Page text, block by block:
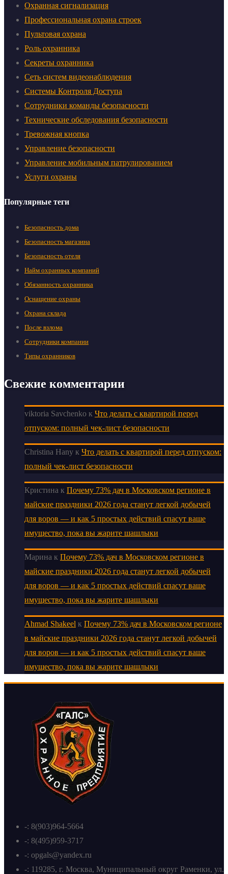
Охранная сигнализация
Профессиональная охрана строек
Пультовая охрана
Роль охранника
Секреты охранника
Сеть систем видеонаблюдения
Системы Контроля Доступа
Сотрудники команды безопасности
Технические обследования безопасности
Тревожная кнопка
Управление безопасности
Управление мобильным патрулированием
Услуги охраны
Популярные теги
Безопасность дома
Безопасность магазина
Безопасность отеля
Найм охранных компаний
Обязанность охранника
Оснащение охраны
Охрана склада
После взлома
Сотрудники компании
Типы охранников
Свежие комментарии
viktoria Savchenko к Что делать с квартирой перед
отпуском: полный чек-лист безопасности
Christina Hany к Что делать с квартирой перед отпуском:
полный чек-лист безопасности
Кристина к Почему 73% дач в Московском регионе в
майские праздники 2026 года станут легкой добычей
для воров — и как 5 простых действий спасут ваше
имущество, пока вы жарите шашлыки
Марина к Почему 73% дач в Московском регионе в
майские праздники 2026 года станут легкой добычей
для воров — и как 5 простых действий спасут ваше
имущество, пока вы жарите шашлыки
Ahmad Shakeel к Почему 73% дач в Московском регионе
в майские праздники 2026 года станут легкой добычей
для воров — и как 5 простых действий спасут ваше
имущество, пока вы жарите шашлыки
-: 8(903)964-5664
-: 8(495)959-3717
-: opgals@yandex.ru
-: 119285, г. Москва, Муниципальный округ Раменки, ул.